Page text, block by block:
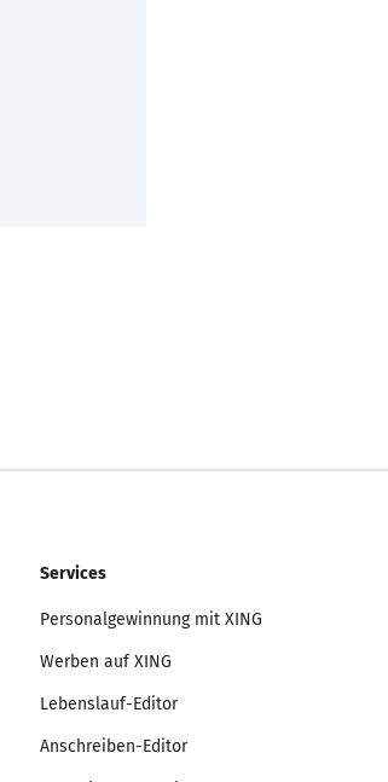
Services
Personalgewinnung mit XING
Werben auf XING
Lebenslauf-Editor
Anschreiben-Editor